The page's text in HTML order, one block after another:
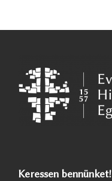
Keressen bennünket!